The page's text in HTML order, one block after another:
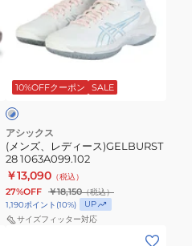
デ
ス)GELBURST
28
1063A099.102
10%OFFクーポン SALE
アシックス
(メンズ、レディース)GELBURST
28 1063A099.102
￥13,090 （税込）
27%OFF ￥18,150（税込）
1,190ポイント (10%)
UP
サイズフィッター対応